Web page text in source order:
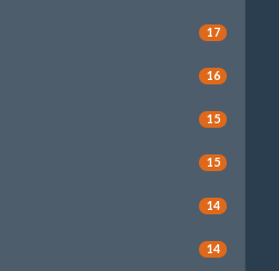
17
16
15
15
14
14